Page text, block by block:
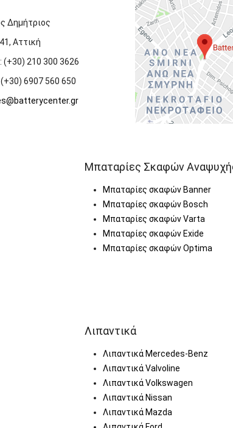
Δημήτριος
Αττική
(+30) 210 300 3626
(+30) 6907 560 650
Μπαταρίες Σκαφών
Μπαταρίες σκαφών Banner
Μπαταρίες σκαφών Bosch
Μπαταρίες σκαφών Varta
Μπαταρίες σκαφών Exide
Μπαταρίες σκαφών Optima
Λιπαντικά
Λιπαντικά Mercedes-Benz
Λιπαντικά Valvoline
Λιπαντικά Volkswagen
Λιπαντικά Nissan
Λιπαντικά Mazda